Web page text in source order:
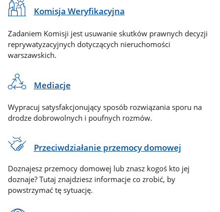
Komisja Weryfikacyjna
Zadaniem Komisji jest usuwanie skutków prawnych decyzji
reprywatyzacyjnych dotyczących nieruchomości
warszawskich.
Mediacje
Wypracuj satysfakcjonujący sposób rozwiązania sporu na
drodze dobrowolnych i poufnych rozmów.
Przeciwdziałanie przemocy domowej
Doznajesz przemocy domowej lub znasz kogoś kto jej
doznaje? Tutaj znajdziesz informacje co zrobić, by
powstrzymać tę sytuację.